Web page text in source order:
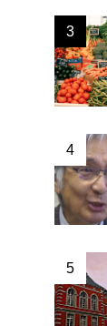
3
4
5